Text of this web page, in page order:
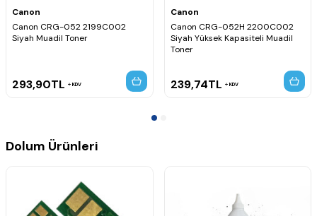
Canon
Canon CRG-052 2199C002
Siyah Muadil Toner
293,90TL KDV
Canon
Canon CRG-052H 2200C002
Siyah Yüksek Kapasiteli Muadil
Toner
239,74TL KDV
Dolum Ürünleri